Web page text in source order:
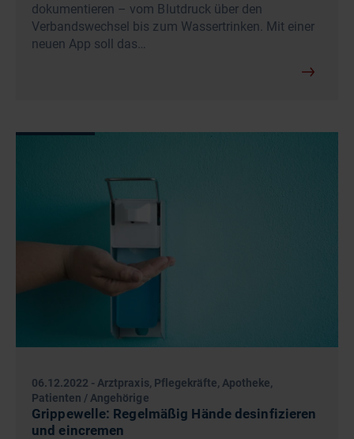
dokumentieren – vom Blutdruck über den
Verbandswechsel bis zum Wassertrinken. Mit einer
neuen App soll das…
06.12.2022 - Arztpraxis, Pflegekräfte, Apotheke,
Patienten / Angehörige
Grippewelle: Regelmäßig Hände desinfizieren
und eincremen